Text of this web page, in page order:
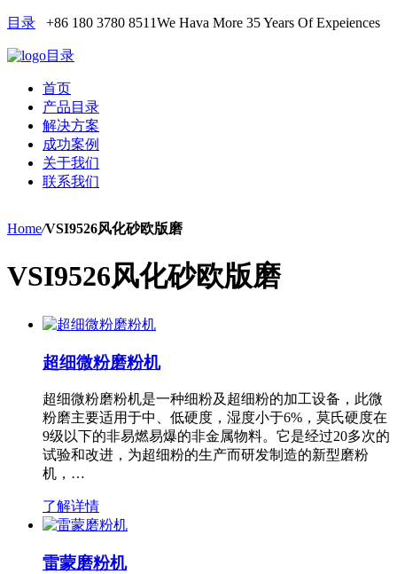
目录 +86 180 3780 8511We Hava More 35 Years Of Expeiences
目录
首页
产品目录
解决方案
成功案例
关于我们
联系我们
Home/VSI9526风化砂欧版磨
VSI9526风化砂欧版磨
超细微粉磨粉机
超细微粉磨粉机是一种细粉及超细粉的加工设备，此微
粉磨主要适用于中、低硬度，湿度小于6%，莫氏硬度在
9级以下的非易燃易爆的非金属物料。它是经过20多次的
试验和改进，为超细粉的生产而研发制造的新型磨粉
机，…
了解详情
雷蒙磨粉机